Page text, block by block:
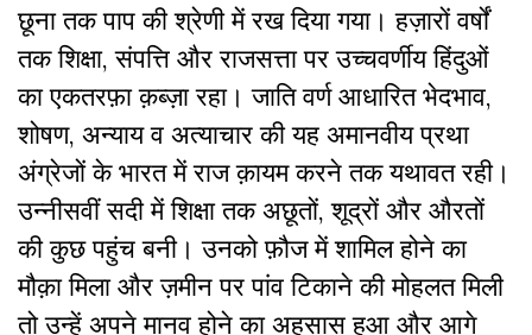
छूना तक पाप की श्रेणी में रख दिया गया। हज़ारों वर्षों
तक शिक्षा, संपत्ति और राजसत्ता पर उच्चवर्णीय हिंदुओं
का एकतरफ़ा क़ब्ज़ा रहा। जाति वर्ण आधारित भेदभाव,
शोषण, अन्याय व अत्याचार की यह अमानवीय प्रथा
अंग्रेजों के भारत में राज क़ायम करने तक यथावत रही।
उन्नीसवीं सदी में शिक्षा तक अछूतों, शूद्रों और औरतों
की कुछ पहुंच बनी। उनको फ़ौज में शामिल होने का
मौक़ा मिला और ज़मीन पर पांव टिकाने की मोहलत मिली
तो उन्हें अपने मानव होने का अहसास हुआ और आगे